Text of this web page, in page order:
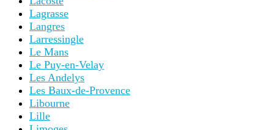
Lagrasse
Langres
Larressingle
Le Mans
Le Puy-en-Velay
Les Andelys
Les Baux-de-Provence
Libourne
Lille